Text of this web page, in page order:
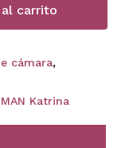
al carrito
cámara,
Katrina